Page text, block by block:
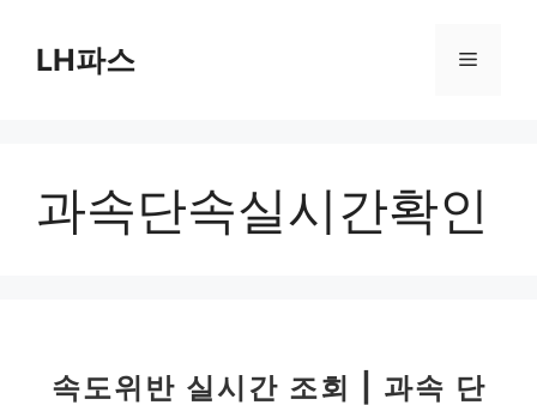
LH파스 메
과속단속실시간확인
속도위반 실시간 조회 | 과속 단